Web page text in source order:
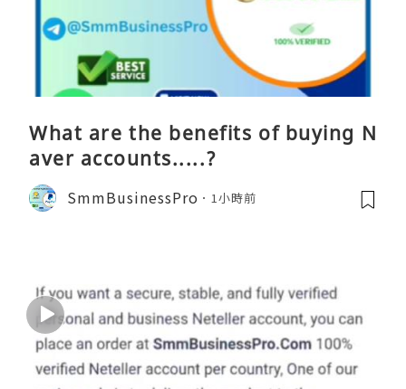
What are the benefits of buying N
aver accounts.....?
SmmBusinessPro 1小時前